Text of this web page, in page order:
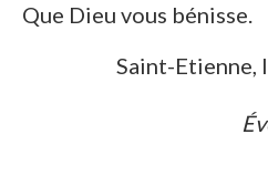
Que Dieu vous bénisse.
Saint-Etienne,